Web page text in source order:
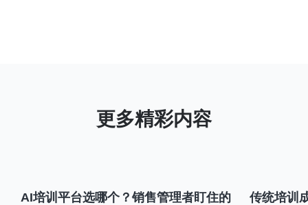
AI培训平台选哪个？销售管理者盯住的
传统培训